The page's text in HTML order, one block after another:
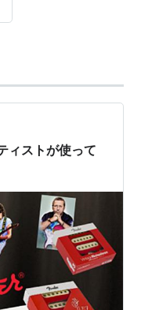
ィストが使って